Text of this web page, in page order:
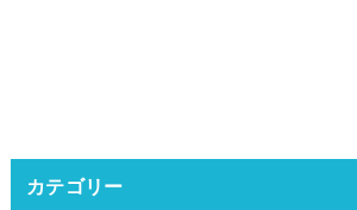
カテゴリー